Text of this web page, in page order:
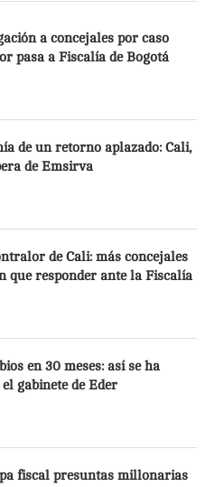
a concejales por caso
pasa a Fiscalía de Bogotá
de un retorno aplazado: Cali,
de Emsirva
de Cali: más concejales
que responder ante la Fiscalía
en 30 meses: así se ha
gabinete de Eder
fiscal presuntas millonarias